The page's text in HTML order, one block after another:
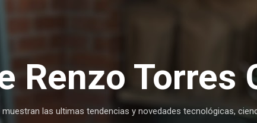
Renzo Torres
las ultimas tendencias y novedades tecnológicas,